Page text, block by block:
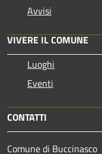
Avvisi
VIVERE IL COMUNE
Luoghi
Eventi
CONTATTI
Comune di Buccinasco